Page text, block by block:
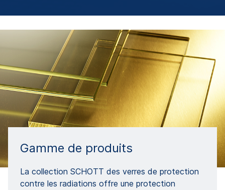
Gamme de produits
La collection SCHOTT des verres de protection
contre les radiations offre une protection